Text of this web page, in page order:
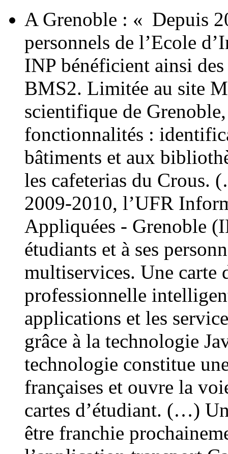
A Grenoble : « Depuis
personnels de l’Ecole
INP bénéficient ainsi
BMS2. Limitée au site
scientifique de
fonctionnalités :
bâtiments et aux
les cafeterias du Crous.
2009-2010, l’UFR
Appliquées - Grenoble
étudiants et à ses
multiservices. Une carte
professionnelle
applications et les
grâce à la technologie
technologie constitue
françaises et ouvre la
cartes d’étudiant. (…)
être franchie